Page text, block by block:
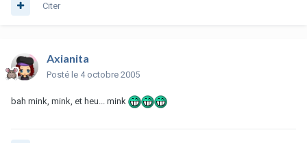
Citer
Axianita
Posté le 4 octobre 2005
bah mink, mink, et heu... mink